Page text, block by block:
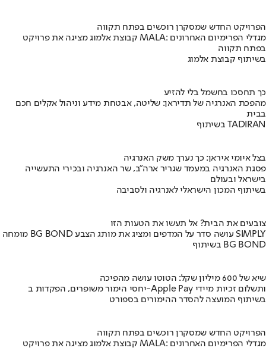
הפרויקט החדש שמסקרן רוכשים בפתח תקווה
קבוצת אלמוג מציגה את פרויקט MALA: מגדלי הפרימיום האחרונים
בפתח תקווה
בשיתוף קבוצת אלמוג
כך תחסכו בחשמל בלי להזיע
מהפכת האנרגיה של תדיראן: שליטה, אבטחת מידע וניהול אקלים חכם
בבית
בשיתוף TADIRAN
בצל איומי איראן: כך נערך משק האנרגיה
פסגת האנרגיה במעמד שגריר ארה"ב, שר האנרגיה ובכירי התעשייה
בישראל ובעולם
בשיתוף המכון הישראלי לאנרגיה ולסביבה
צובעים את הבית? אל תעשו את הטעות הזו
מומחה BG BOND עושה סדר על המדפים ומציג את מותג הצבע SIMPLY
בשיתוף BG BOND
שיא של 600 מיליון שקל: הטוטו עושה מהפיכה
יחסי הימור משופרים, הפקדות ב-Apple Pay ותשלום זכיות מיידי
בשיתוף המועצה להסדר ההימורים בספורט
הפרויקט החדש שמסקרן רוכשים בפתח תקווה
קבוצת אלמוג מציגה את פרויקט MALA: מגדלי הפרימיום האחרונים